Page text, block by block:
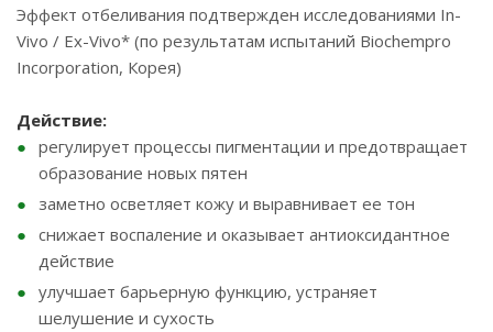
Эффект отбеливания подтвержден исследованиями In-
Vivo / Ex-Vivo* (по результатам испытаний Biochempro
Incorporation, Корея)
Действие:
регулирует процессы пигментации и предотвращает
образование новых пятен
заметно осветляет кожу и выравнивает ее тон
снижает воспаление и оказывает антиоксидантное
действие
улучшает барьерную функцию, устраняет
шелушение и сухость